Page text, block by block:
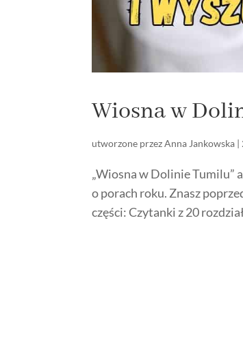
Wiosna w
utworzone przezAnna Jankowska |
„Wiosna w Dolinie Tumilu”
o porach roku. Znasz
części: Czytanki z 20